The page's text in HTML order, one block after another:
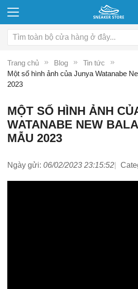
Trang chủ Blog
Tin tức
Một số hình ảnh của Junya Watanabe
2023
MỘT SỐ HÌNH ẢNH
WATANABE NEW
MẪU 2023
Ngày gửi: 06/02/2023 23:15:52